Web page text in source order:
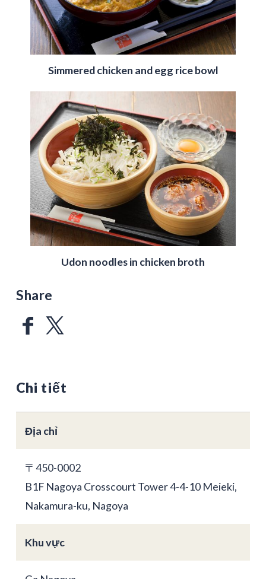
Simmered chicken and egg rice bowl
Udon noodles in chicken broth
Share
Chi tiết
Địa chỉ
〒450-0002
B1F Nagoya Crosscourt Tower 4-4-10 Meieki,
Nakamura-ku, Nagoya
Khu vực